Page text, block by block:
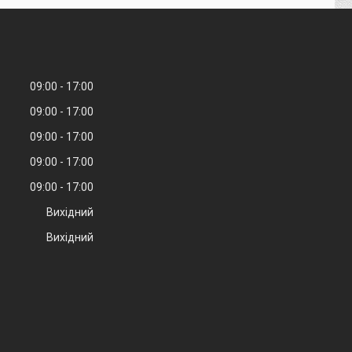
09:00
17:00
09:00
17:00
09:00
17:00
09:00
17:00
09:00
17:00
Вихідний
Вихідний